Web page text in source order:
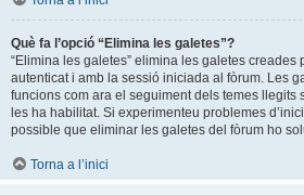
Què fa l’opció “Elimina les galetes”?
“Elimina les galetes” elimina les galetes creades
autenticat i amb la sessió iniciada al fòrum. Les
funcions com ara el seguiment dels temes llegits
les ha habilitat. Si experimenteu problemes
possible que eliminar les galetes del fòrum ho
Torna a l’inici